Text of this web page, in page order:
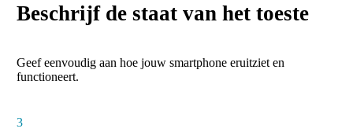
Beschrijf de staat van het toeste
Geef eenvoudig aan hoe jouw smartphone eruitziet en
functioneert.
3